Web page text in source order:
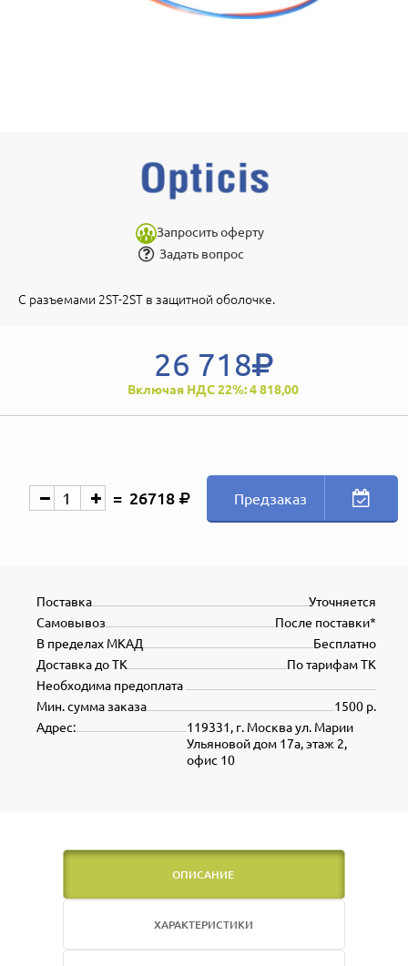
Запросить оферту
Задать вопрос
С разъемами 2ST-2ST в защитной оболочке.
26 718
Включая НДС 22%: 4 818,00
26718 Предзаказ
Уточняется
Поставка
После поставки*
Самовывоз
Бесплатно
В пределах МКАД
По тарифам ТК
Доставка до ТК
Необходима предоплата
1500 р.
Мин. сумма заказа
119331, г. Москва ул. Марии
Ульяновой дом 17а, этаж 2,
офис 10
Адрес:
ОПИСАНИЕ
ХАРАКТЕРИСТИКИ